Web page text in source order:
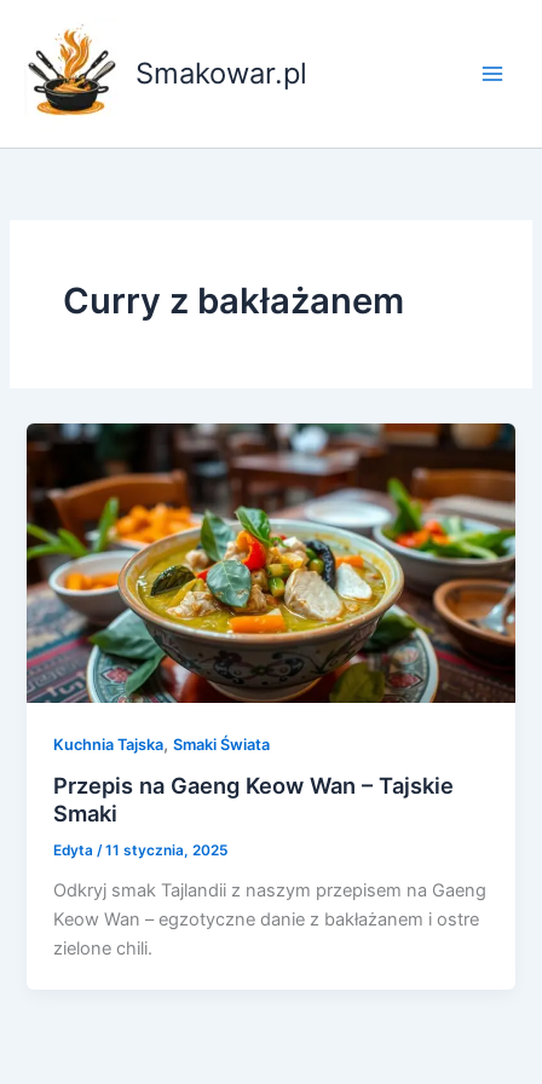
treści
Smakowar.pl
Curry z bakłażanem
Kuchnia Tajska,Smaki Świata
Przepis na Gaeng Keow Wan – Tajskie
Smaki
Edyta/11 stycznia, 2025
Odkryj smak Tajlandii z naszym przepisem na Gaeng
Keow Wan – egzotyczne danie z bakłażanem i ostre
zielone chili.